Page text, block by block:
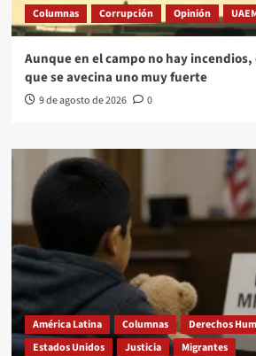
Columnas Corrupción Opinión
Aunque en el campo no hay incendios,
que se avecina uno muy fuerte
9 de agosto de 2026 0
América Latina Columnas
Derechos
Estados Unidos
Justicia Migrantes